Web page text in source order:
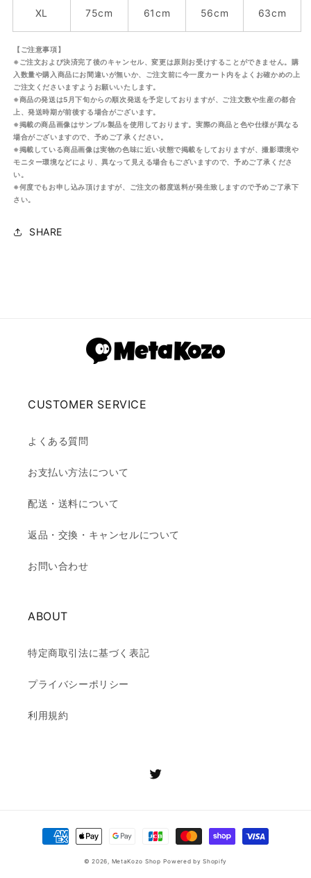
XL 75cm 61cm 56cm 63cm
【ご注意事項】
※ご注文および決済完了後のキャンセル、変更は原則お受けすることができません。購
入数量や購入商品にお間違いが無いか、ご注文前に今一度カート内をよくお確かめの上
ご注文くださいますようお願いいたします。
※商品の発送は5月下旬からの順次発送を予定しておりますが、ご注文数や生産の都合
上、発送時期が前後する場合がございます。
※掲載の商品画像はサンプル製品を使用しております。実際の商品と色や仕様が異なる
場合がございますので、予めご了承ください。
※掲載している商品画像は実物の色味に近い状態で掲載をしておりますが、撮影環境や
モニター環境などにより、異なって見える場合もございますので、予めご了承くださ
い。
※何度でもお申し込み頂けますが、ご注文の都度送料が発生致しますので予めご了承下
さい。
SHARE
CUSTOMER SERVICE
よくある質問
お支払い方法について
配送・送料について
返品・交換・キャンセルについて
お問い合わせ
ABOUT
特定商取引法に基づく表記
プライバシーポリシー
利用規約
Twitter
決
済
© 2026, MetaKozo Shop Powered by Shopify